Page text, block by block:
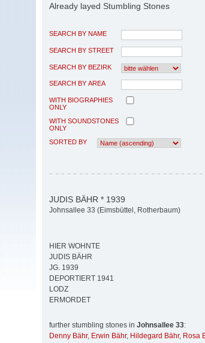
Already layed Stumbling Stones
SEARCH BY NAME
SEARCH BY STREET
SEARCH BY BEZIRK
SEARCH BY AREA
WITH BIOGRAPHIES
ONLY
WITH SOUNDSTONES
ONLY
SORTED BY
JUDIS BÄHR * 1939
Johnsallee 33 (Eimsbüttel, Rotherbaum)
HIER WOHNTE
JUDIS BÄHR
JG. 1939
DEPORTIERT 1941
LODZ
ERMORDET
further stumbling stones in Johnsallee 33:
Denny Bähr, Erwin Bähr, Hildegard Bähr, Rosa